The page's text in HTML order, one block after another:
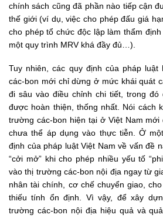
chính sách cũng đã phần nào tiếp cận
thế giới (ví dụ, việc cho phép đấu giá
cho phép tổ chức độc lập làm thẩm
một quy trình MRV khá đầy đủ…).
Tuy nhiên, các quy định của pháp
các-bon mới chỉ dừng ở mức khái quát
đi sâu vào điều chỉnh chi tiết, trong đó
được hoàn thiện, thống nhất. Nói cách
trường các-bon hiện tại ở Việt Nam mới
chưa thể áp dụng vào thực tiễn. Ở
định của pháp luật Việt Nam về vấn đề
“cởi mở” khi cho phép nhiều yếu tố
vào thị trường các-bon nội địa ngay từ
nhân tài chính, cơ chế chuyển giao,
thiếu tính ổn định. Vì vậy, để xây
trường các-bon nội địa hiệu quả và